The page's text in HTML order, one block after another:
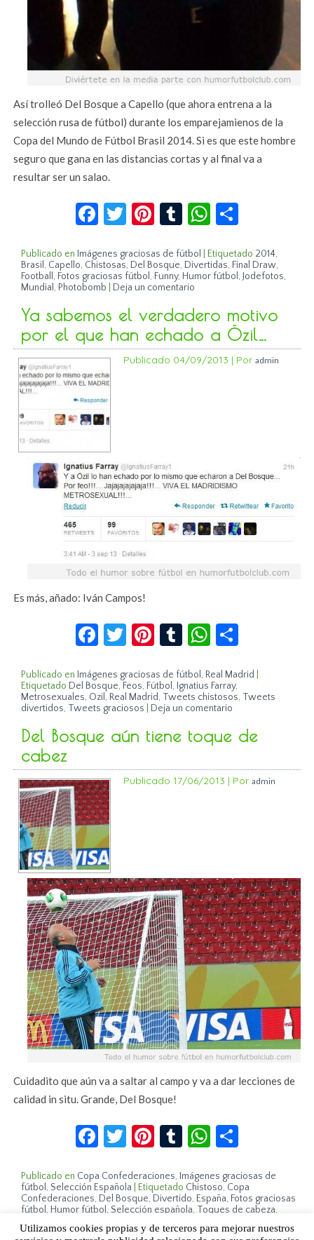
Así trolleó Del Bosque a Capello (que ahora entrena a la
selección rusa de fútbol) durante los emparejamienos de la
Copa del Mundo de Fútbol Brasil 2014. Si es que este hombre
seguro que gana en las distancias cortas y al final va a
resultar ser un salao.
Facebook
Twitter
Pinterest
TumblrWhatsApp
Publicado en Imágenes graciosas de fútbol Etiquetado 2014,
Brasil , Capello, Chistosas, Del Bosque, Divertidas, Final Draw,
Football , Fotos graciosas fútbol , Funny, Humor fútbol , Jodefotos,
Mundial , Photobomb Deja un comentario
Ya sabemos el verdadero motivo
por el que han echado a Özil…
Publicado 04/09/2013 | Por admin
Es más, añado: Iván Campos!
Facebook
Twitter
Pinterest
TumblrWhatsApp
Publicado en Imágenes graciosas de fútbol , Real Madrid
Etiquetado Del Bosque, Feos, Fútbol , Ignatius Farray,
Metrosexuales, Ozil , Real Madrid, Tweets chistosos, Tweets
divertidos, Tweets graciosos Deja un comentario
Del Bosque aún tiene toque de
cabez
Publicado 17/06/2013 | Por admin
Cuidadito que aún va a saltar al campo y va a dar lecciones de
calidad in situ. Grande, Del Bosque!
Facebook
Twitter
Pinterest
TumblrWhatsApp
Publicado en Copa Confederaciones, Imágenes graciosas de
fútbol, Selección Española Etiquetado Chistoso, Copa
Confederaciones, Del Bosque, Divertido, España, Fotos graciosas
fútbol, Humor fútbol,Selección española, Toques de cabeza,
Utilizamos cookies propias y de terceros para mejorar nuestros